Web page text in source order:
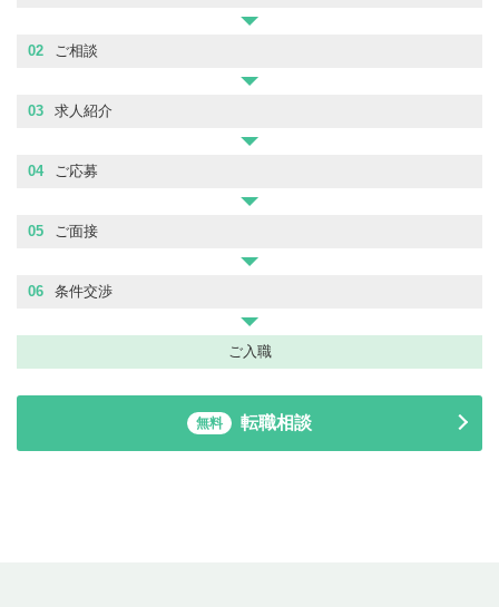
02 ご相談
03 求人紹介
04 ご応募
05 ご面接
06 条件交渉
ご入職
無料 転職相談